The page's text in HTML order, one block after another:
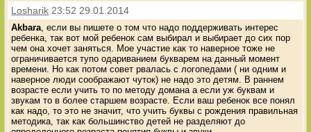
Losharik 23:52 29.01.2014
Akbara , если вы пишете о том что надо поддерживать интерес
ребенка, так вот мой ребенок сам выбирал и выбирает до сих пор
чем она хочет заняться. Мое участие как то наверное тоже не
ограничивается тупо одариванием букварем на данный момент
времени. Но как потом совет рвалась с логопедами ( ни одним и
наверное люди соображают чуток) не надо это детям. В раннем
возрасте если учить то по методу домана а если уж буквам и
звукам то в более старшем возрасте. Если ваш ребенок все понял
как надо, то это не значит, что учить буквы с рождения правильная
методика, так как большинство детей не разделяют до